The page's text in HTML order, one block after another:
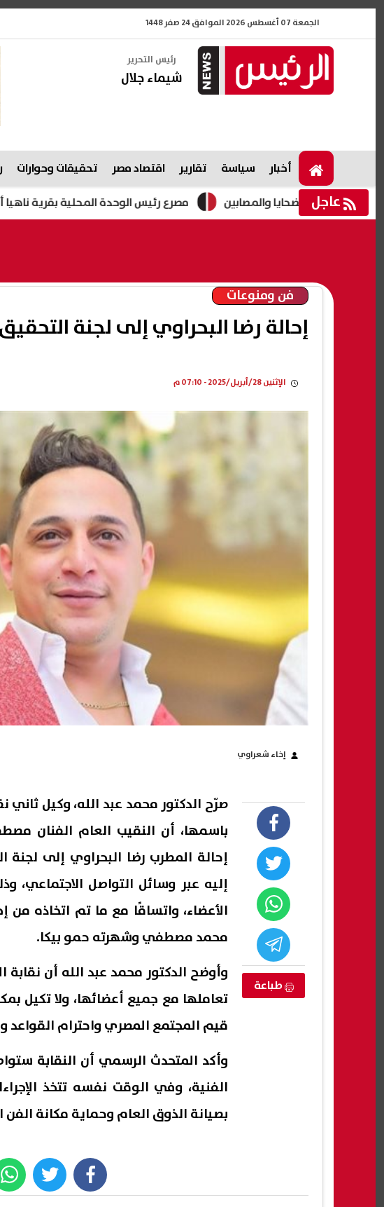
الجمعة 07 أغسطس 2026 الموافق 24 صفر 1448
رئيس التحرير
شيماء جلال
أخبار سياسة تقارير اقتصاد مصر تحقيقات وحوارات
عاجل مصرع رئيس الوحدة المحلية بقرية ناهيا أثناء الضحايا والمصابين
فن ومنوعات
إحالة رضا البحراوي إلى لجنة
الإثنين 28/أبريل/2025 - 07:10 م
إخاء شعراوي
طباعة
صرّح الدكتور محمد عبد الله، وكيل
باسمها، أن النقيب العام الفنان
إحالة المطرب رضا البحراوي إلى
إليه عبر وسائل التواصل الاجتماعي،
الأعضاء، واتساقًا مع ما تم اتخاذه من
محمد مصطفي وشهرته حمو بيكا.
وأوضح الدكتور محمد عبد الله أن
تعاملها مع جميع أعضائها، ولا تكيل
قيم المجتمع المصري واحترام القواعد
وأكد المتحدث الرسمي أن النقابة
الفنية، وفي الوقت نفسه تتخذ
بصيانة الذوق العام وحماية مكانة
facebook
twitter
07 أغسطس, 2026 02:57 ص
تهديدًا متزايدًا من
وتبحث فرض قيود
07 أغسطس, 2026 02:47 ص